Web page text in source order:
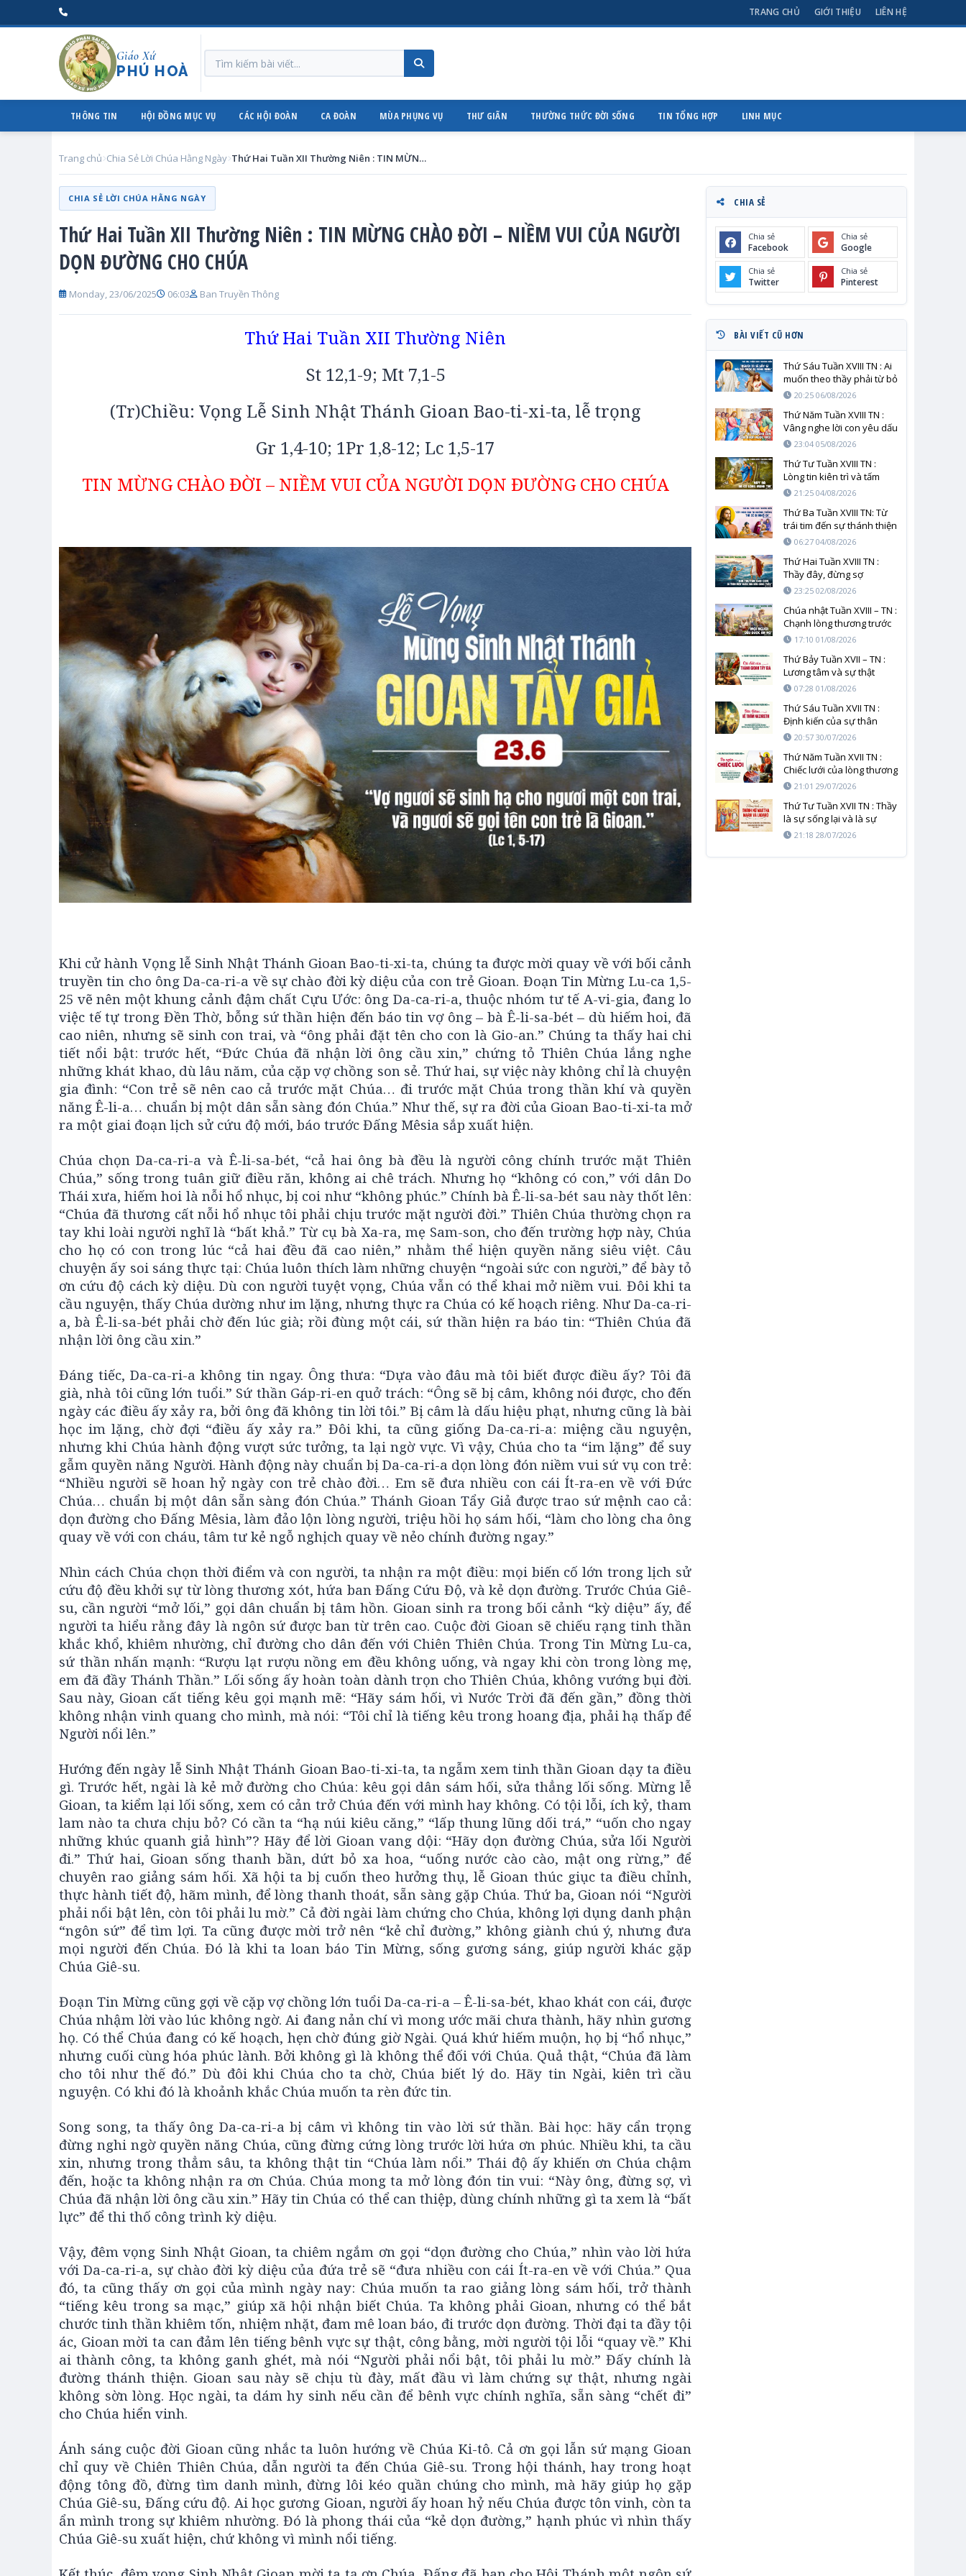
TRANG CHỦ GIỚI THIỆU LIÊN HỆ
Giáo Xứ
PHÚ HOÀ
THÔNG TIN HỘI ĐỒNG MỤC VỤ CÁC HỘI ĐOÀN CA ĐOÀN MÙA PHỤNG VỤ THƯ GIÃN THƯỜNG THỨC ĐỜI SỐNG TIN TỔNG HỢP LINH MỤC
Trang chủ Chia Sẻ Lời Chúa Hằng Ngày Thứ Hai Tuần XII Thường Niên : TIN MỪNG CHÀO ĐỜI – NIỀM VUI CỦA NGƯỜI DỌN ĐƯỜNG CHO CHÚA
CHIA SẺ LỜI CHÚA HẰNG NGÀY
Thứ Hai Tuần XII Thường Niên : TIN MỪNG CHÀO ĐỜI – NIỀM VUI CỦA NGƯỜI
DỌN ĐƯỜNG CHO CHÚA
Monday, 23/06/2025 06:03 Ban Truyền Thông
Thứ Hai Tuần XII Thường Niên
St 12,1-9; Mt 7,1-5
(Tr)Chiều: Vọng Lễ Sinh Nhật Thánh Gioan Bao-ti-xi-ta, lễ trọng
Gr 1,4-10; 1Pr 1,8-12; Lc 1,5-17
TIN MỪNG CHÀO ĐỜI – NIỀM VUI CỦA NGƯỜI DỌN ĐƯỜNG CHO CHÚA
Khi cử hành Vọng lễ Sinh Nhật Thánh Gioan Bao-ti-xi-ta, chúng ta được mời quay về với bối cảnh
truyền tin cho ông Da-ca-ri-a về sự chào đời kỳ diệu của con trẻ Gioan. Đoạn Tin Mừng Lu-ca 1,5-
25 vẽ nên một khung cảnh đậm chất Cựu Ước: ông Da-ca-ri-a, thuộc nhóm tư tế A-vi-gia, đang lo
việc tế tự trong Đền Thờ, bỗng sứ thần hiện đến báo tin vợ ông – bà Ê-li-sa-bét – dù hiếm hoi, đã
cao niên, nhưng sẽ sinh con trai, và “ông phải đặt tên cho con là Gio-an.” Chúng ta thấy hai chi
tiết nổi bật: trước hết, “Đức Chúa đã nhận lời ông cầu xin,” chứng tỏ Thiên Chúa lắng nghe
những khát khao, dù lâu năm, của cặp vợ chồng son sẻ. Thứ hai, sự việc này không chỉ là chuyện
gia đình: “Con trẻ sẽ nên cao cả trước mặt Chúa… đi trước mặt Chúa trong thần khí và quyền
năng Ê-li-a… chuẩn bị một dân sẵn sàng đón Chúa.” Như thế, sự ra đời của Gioan Bao-ti-xi-ta mở
ra một giai đoạn lịch sử cứu độ mới, báo trước Đấng Mêsia sắp xuất hiện.
Chúa chọn Da-ca-ri-a và Ê-li-sa-bét, “cả hai ông bà đều là người công chính trước mặt Thiên
Chúa,” sống trong tuân giữ điều răn, không ai chê trách. Nhưng họ “không có con,” với dân Do
Thái xưa, hiếm hoi là nỗi hổ nhục, bị coi như “không phúc.” Chính bà Ê-li-sa-bét sau này thốt lên:
“Chúa đã thương cất nỗi hổ nhục tôi phải chịu trước mặt người đời.” Thiên Chúa thường chọn ra
tay khi loài người nghĩ là “bất khả.” Từ cụ bà Xa-ra, mẹ Sam-son, cho đến trường hợp này, Chúa
cho họ có con trong lúc “cả hai đều đã cao niên,” nhằm thể hiện quyền năng siêu việt. Câu
chuyện ấy soi sáng thực tại: Chúa luôn thích làm những chuyện “ngoài sức con người,” để bày tỏ
ơn cứu độ cách kỳ diệu. Dù con người tuyệt vọng, Chúa vẫn có thể khai mở niềm vui. Đôi khi ta
cầu nguyện, thấy Chúa dường như im lặng, nhưng thực ra Chúa có kế hoạch riêng. Như Da-ca-ri-
a, bà Ê-li-sa-bét phải chờ đến lúc già; rồi đùng một cái, sứ thần hiện ra báo tin: “Thiên Chúa đã
nhận lời ông cầu xin.”
Đáng tiếc, Da-ca-ri-a không tin ngay. Ông thưa: “Dựa vào đâu mà tôi biết được điều ấy? Tôi đã
già, nhà tôi cũng lớn tuổi.” Sứ thần Gáp-ri-en quở trách: “Ông sẽ bị câm, không nói được, cho đến
ngày các điều ấy xảy ra, bởi ông đã không tin lời tôi.” Bị câm là dấu hiệu phạt, nhưng cũng là bài
học im lặng, chờ đợi “điều ấy xảy ra.” Đôi khi, ta cũng giống Da-ca-ri-a: miệng cầu nguyện,
nhưng khi Chúa hành động vượt sức tưởng, ta lại ngờ vực. Vì vậy, Chúa cho ta “im lặng” để suy
gẫm quyền năng Người. Hành động này chuẩn bị Da-ca-ri-a dọn lòng đón niềm vui sứ vụ con trẻ:
“Nhiều người sẽ hoan hỷ ngày con trẻ chào đời… Em sẽ đưa nhiều con cái Ít-ra-en về với Đức
Chúa… chuẩn bị một dân sẵn sàng đón Chúa.” Thánh Gioan Tẩy Giả được trao sứ mệnh cao cả:
dọn đường cho Đấng Mêsia, làm đảo lộn lòng người, triệu hồi họ sám hối, “làm cho lòng cha ông
quay về với con cháu, tâm tư kẻ ngỗ nghịch quay về nẻo chính đường ngay.”
Nhìn cách Chúa chọn thời điểm và con người, ta nhận ra một điều: mọi biến cố lớn trong lịch sử
cứu độ đều khởi sự từ lòng thương xót, hứa ban Đấng Cứu Độ, và kẻ dọn đường. Trước Chúa Giê-
su, cần người “mở lối,” gọi dân chuẩn bị tâm hồn. Gioan sinh ra trong bối cảnh “kỳ diệu” ấy, để
người ta hiểu rằng đây là ngôn sứ được ban từ trên cao. Cuộc đời Gioan sẽ chiếu rạng tinh thần
khắc khổ, khiêm nhường, chỉ đường cho dân đến với Chiên Thiên Chúa. Trong Tin Mừng Lu-ca,
sứ thần nhấn mạnh: “Rượu lạt rượu nồng em đều không uống, và ngay khi còn trong lòng mẹ,
em đã đầy Thánh Thần.” Lối sống ấy hoàn toàn dành trọn cho Thiên Chúa, không vướng bụi đời.
Sau này, Gioan cất tiếng kêu gọi mạnh mẽ: “Hãy sám hối, vì Nước Trời đã đến gần,” đồng thời
không nhận vinh quang cho mình, mà nói: “Tôi chỉ là tiếng kêu trong hoang địa, phải hạ thấp để
Người nổi lên.”
Hướng đến ngày lễ Sinh Nhật Thánh Gioan Bao-ti-xi-ta, ta ngẫm xem tinh thần Gioan dạy ta điều
gì. Trước hết, ngài là kẻ mở đường cho Chúa: kêu gọi dân sám hối, sửa thẳng lối sống. Mừng lễ
Gioan, ta kiểm lại lối sống, xem có cản trở Chúa đến với mình hay không. Có tội lỗi, ích kỷ, tham
lam nào ta chưa chịu bỏ? Có cần ta “hạ núi kiêu căng,” “lấp thung lũng dối trá,” “uốn cho ngay
những khúc quanh giả hình”? Hãy để lời Gioan vang dội: “Hãy dọn đường Chúa, sửa lối Người
đi.” Thứ hai, Gioan sống thanh bần, dứt bỏ xa hoa, “uống nước cào cào, mật ong rừng,” để
chuyên rao giảng sám hối. Xã hội ta bị cuốn theo hưởng thụ, lễ Gioan thúc giục ta điều chỉnh,
thực hành tiết độ, hãm mình, để lòng thanh thoát, sẵn sàng gặp Chúa. Thứ ba, Gioan nói “Người
phải nổi bật lên, còn tôi phải lu mờ.” Cả đời ngài làm chứng cho Chúa, không lợi dụng danh phận
“ngôn sứ” để tìm lợi. Ta cũng được mời trở nên “kẻ chỉ đường,” không giành chú ý, nhưng đưa
mọi người đến Chúa. Đó là khi ta loan báo Tin Mừng, sống gương sáng, giúp người khác gặp
Chúa Giê-su.
Đoạn Tin Mừng cũng gợi về cặp vợ chồng lớn tuổi Da-ca-ri-a – Ê-li-sa-bét, khao khát con cái, được
Chúa nhậm lời vào lúc không ngờ. Ai đang nản chí vì mong ước mãi chưa thành, hãy nhìn gương
họ. Có thể Chúa đang có kế hoạch, hẹn chờ đúng giờ Ngài. Quá khứ hiếm muộn, họ bị “hổ nhục,”
nhưng cuối cùng hóa phúc lành. Bởi không gì là không thể đối với Chúa. Quả thật, “Chúa đã làm
cho tôi như thế đó.” Dù đôi khi Chúa cho ta chờ, Chúa biết lý do. Hãy tin Ngài, kiên trì cầu
nguyện. Có khi đó là khoảnh khắc Chúa muốn ta rèn đức tin.
Song song, ta thấy ông Da-ca-ri-a bị câm vì không tin vào lời sứ thần. Bài học: hãy cẩn trọng
đừng nghi ngờ quyền năng Chúa, cũng đừng cứng lòng trước lời hứa ơn phúc. Nhiều khi, ta cầu
xin, nhưng trong thẳm sâu, ta không thật tin “Chúa làm nổi.” Thái độ ấy khiến ơn Chúa chậm
đến, hoặc ta không nhận ra ơn Chúa. Chúa mong ta mở lòng đón tin vui: “Này ông, đừng sợ, vì
Chúa đã nhận lời ông cầu xin.” Hãy tin Chúa có thể can thiệp, dùng chính những gì ta xem là “bất
lực” để thi thố công trình kỳ diệu.
Vậy, đêm vọng Sinh Nhật Gioan, ta chiêm ngắm ơn gọi “dọn đường cho Chúa,” nhìn vào lời hứa
với Da-ca-ri-a, sự chào đời kỳ diệu của đứa trẻ sẽ “đưa nhiều con cái Ít-ra-en về với Chúa.” Qua
đó, ta cũng thấy ơn gọi của mình ngày nay: Chúa muốn ta rao giảng lòng sám hối, trở thành
“tiếng kêu trong sa mạc,” giúp xã hội nhận biết Chúa. Ta không phải Gioan, nhưng có thể bắt
chước tinh thần khiêm tốn, nhiệm nhặt, đam mê loan báo, đi trước dọn đường. Thời đại ta đầy tội
ác, Gioan mời ta can đảm lên tiếng bênh vực sự thật, công bằng, mời người tội lỗi “quay về.” Khi
ai thành công, ta không ganh ghét, mà nói “Người phải nổi bật, tôi phải lu mờ.” Đấy chính là
đường thánh thiện. Gioan sau này sẽ chịu tù đày, mất đầu vì làm chứng sự thật, nhưng ngài
không sờn lòng. Học ngài, ta dám hy sinh nếu cần để bênh vực chính nghĩa, sẵn sàng “chết đi”
cho Chúa hiển vinh.
Ánh sáng cuộc đời Gioan cũng nhắc ta luôn hướng về Chúa Ki-tô. Cả ơn gọi lẫn sứ mạng Gioan
chỉ quy về Chiên Thiên Chúa, dẫn người ta đến Chúa Giê-su. Trong hội thánh, hay trong hoạt
động tông đồ, đừng tìm danh mình, đừng lôi kéo quần chúng cho mình, mà hãy giúp họ gặp
Chúa Giê-su, Đấng cứu độ. Ai học gương Gioan, người ấy hoan hỷ nếu Chúa được tôn vinh, còn ta
ẩn mình trong sự khiêm nhường. Đó là phong thái của “kẻ dọn đường,” hạnh phúc vì nhìn thấy
Chúa Giê-su xuất hiện, chứ không vì mình nổi tiếng.
CHIA SẺ
Chia sẻ
Facebook
Chia sẻ
Google
Chia sẻ
Twitter
Chia sẻ
Pinterest
BÀI VIẾT CŨ HƠN
Thứ Sáu Tuần XVIII TN : Ai
muốn theo thầy phải từ bỏ
chính mình
20:25 06/08/2026
Thứ Năm Tuần XVIII TN :
Vâng nghe lời con yêu dấu
23:04 05/08/2026
Thứ Tư Tuần XVIII TN :
Lòng tin kiên trì và tấm
lòng người mẹ trước tình
21:25 04/08/2026
Thứ Ba Tuần XVIII TN: Từ
trái tim đến sự thánh thiện
06:27 04/08/2026
Thứ Hai Tuần XVIII TN :
Thầy đây, đừng sợ
23:25 02/08/2026
Chúa nhật Tuần XVIII – TN :
Chạnh lòng thương trước
cơn đói của nhân loại
17:10 01/08/2026
Thứ Bảy Tuần XVII – TN :
Lương tâm và sự thật
không thể bị giết chết
07:28 01/08/2026
Thứ Sáu Tuần XVII TN :
Định kiến của sự thân
quen và mầu nhiệm của
20:57 30/07/2026
Thứ Năm Tuần XVII TN :
Chiếc lưới của lòng thương
xót và sự công thẳng
21:01 29/07/2026
Thứ Tư Tuần XVII TN : Thầy
là sự sống lại và là sự
sống21:18 28/07/2026